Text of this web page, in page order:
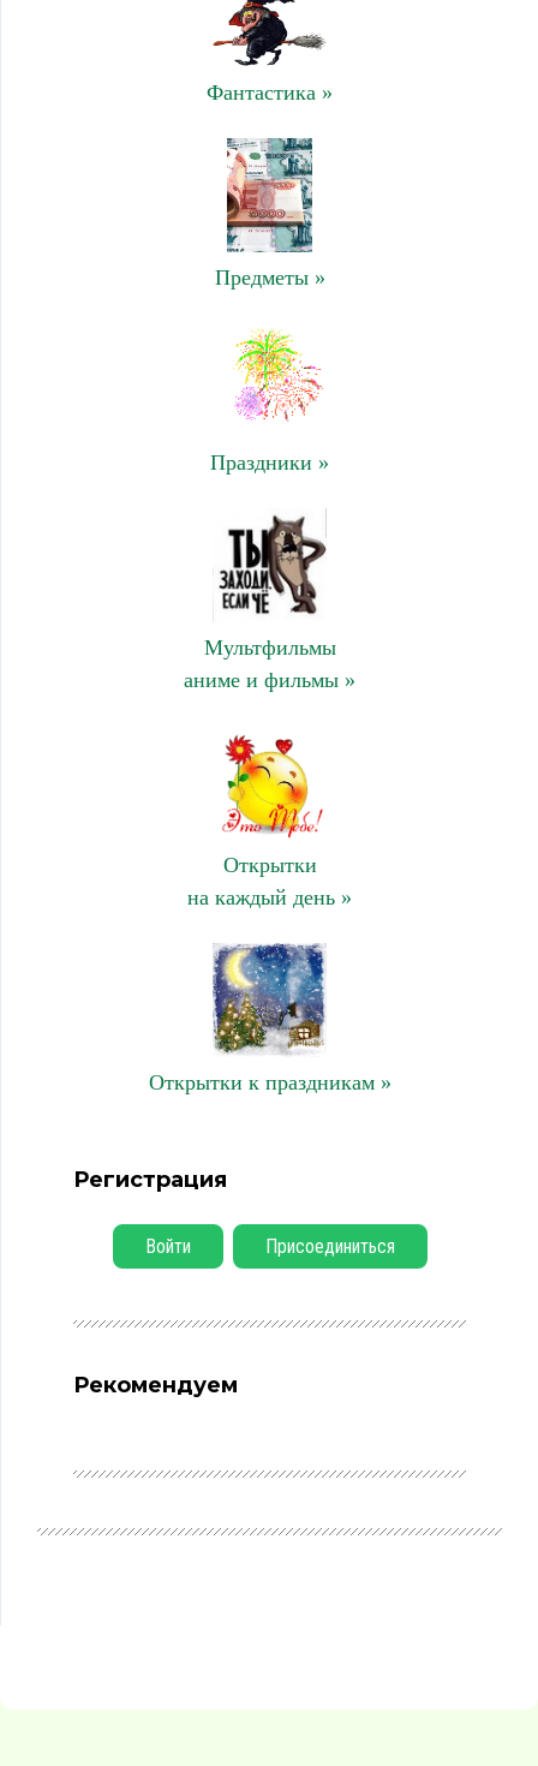
Фантастика »
Предметы »
Праздники »
Мультфильмы
аниме и фильмы »
Открытки
на каждый день »
Открытки к праздникам »
Регистрация
Войти Присоединиться
Рекомендуем